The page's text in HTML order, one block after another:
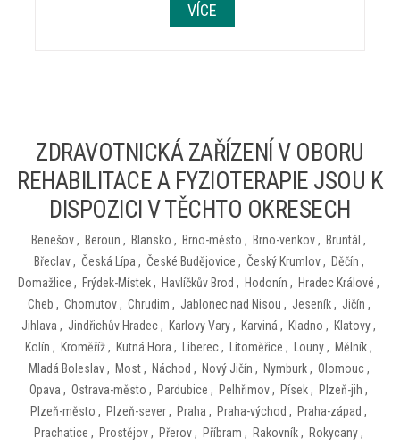
VÍCE
ZDRAVOTNICKÁ ZAŘÍZENÍ V OBORU
REHABILITACE A FYZIOTERAPIE JSOU K
DISPOZICI V TĚCHTO OKRESECH
Benešov, Beroun , Blansko , Brno-město , Brno-venkov, Bruntál ,
Břeclav, Česká Lípa , České Budějovice , Český Krumlov, Děčín ,
Domažlice , Frýdek-Místek, Havlíčkův Brod , Hodonín , Hradec Králové ,
Cheb , Chomutov, Chrudim , Jablonec nad Nisou , Jeseník, Jičín ,
Jihlava , Jindřichův Hradec, Karlovy Vary, Karviná , Kladno , Klatovy,
Kolín , Kroměříž, Kutná Hora , Liberec, Litoměřice , Louny, Mělník,
Mladá Boleslav, Most, Náchod , Nový Jičín , Nymburk, Olomouc,
Opava , Ostrava-město , Pardubice , Pelhřimov, Písek, Plzeň-jih ,
Plzeň-město , Plzeň-sever, Praha , Praha-východ , Praha-západ ,
Prachatice , Prostějov, Přerov, Příbram , Rakovník, Rokycany,